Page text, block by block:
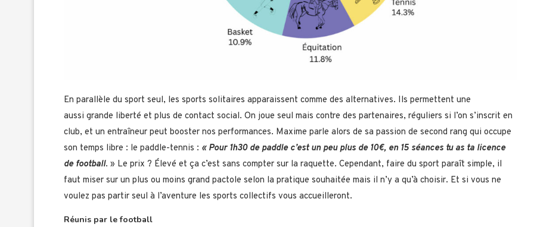
En parallèle du sport seul, les sports solitaires apparaissent comme des alternatives. Ils permettent une
aussi grande liberté et plus de contact social. On joue seul mais contre des partenaires, réguliers si l’on s’inscrit en
club, et un entraîneur peut booster nos performances. Maxime parle alors de sa passion de second rang qui occupe
son temps libre : le paddle-tennis : « Pour 1h30 de paddle c’est un peu plus de 10€, en 15 séances tu as ta licence
de football. » Le prix ? Élevé et ça c’est sans compter sur la raquette. Cependant, faire du sport paraît simple, il
faut miser sur un plus ou moins grand pactole selon la pratique souhaitée mais il n’y a qu’à choisir. Et si vous ne
voulez pas partir seul à l’aventure les sports collectifs vous accueilleront.
Réunis par le football